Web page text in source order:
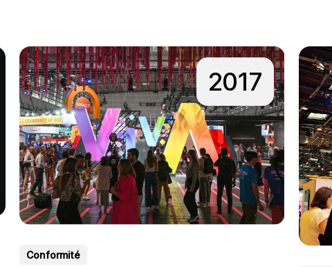
2017
Conformité